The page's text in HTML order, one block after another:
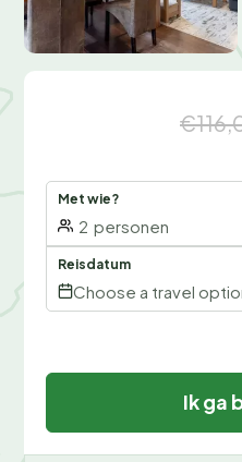
Met wie?
2 personen
Reisdatum
Choose a travel
Ik ga